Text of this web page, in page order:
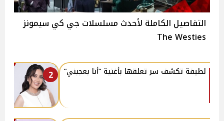
التفاصيل الكاملة لأحدث مسلسلات جي كي سيمونز
The Westies
2 لطيفة تكشف سر تعلقها بأغنية “أنا بعجبني”